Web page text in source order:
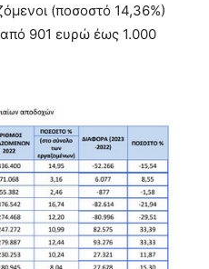
(ποσοστό 14,36%)
901 ευρώ έως 1.000